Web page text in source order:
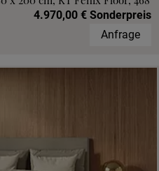
4.970,00 € Sonderpreis
Anfrage